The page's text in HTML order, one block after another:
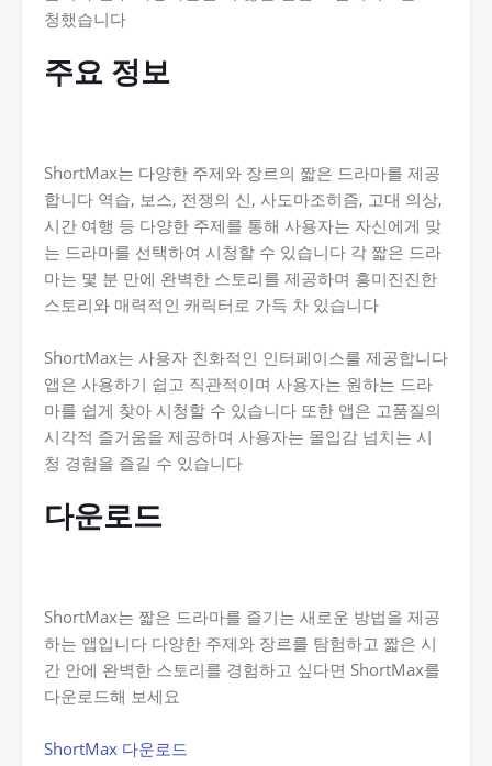
청했습니다
주요 정보
ShortMax는 다양한 주제와 장르의 짧은 드라마를 제공
합니다 역습, 보스, 전쟁의 신, 사도마조히즘, 고대 의상,
시간 여행 등 다양한 주제를 통해 사용자는 자신에게 맞
는 드라마를 선택하여 시청할 수 있습니다 각 짧은 드라
마는 몇 분 만에 완벽한 스토리를 제공하며 흥미진진한
스토리와 매력적인 캐릭터로 가득 차 있습니다
ShortMax는 사용자 친화적인 인터페이스를 제공합니다
앱은 사용하기 쉽고 직관적이며 사용자는 원하는 드라
마를 쉽게 찾아 시청할 수 있습니다 또한 앱은 고품질의
시각적 즐거움을 제공하며 사용자는 몰입감 넘치는 시
청 경험을 즐길 수 있습니다
다운로드
ShortMax는 짧은 드라마를 즐기는 새로운 방법을 제공
하는 앱입니다 다양한 주제와 장르를 탐험하고 짧은 시
간 안에 완벽한 스토리를 경험하고 싶다면 ShortMax를
다운로드해 보세요
ShortMax 다운로드